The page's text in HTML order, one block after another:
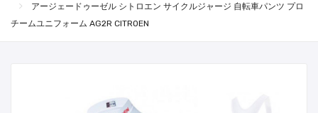
アージェードゥーゼル シトロエン サイクルジャージ 自転車パンツ プロ
チームユニフォーム AG2R CITROEN